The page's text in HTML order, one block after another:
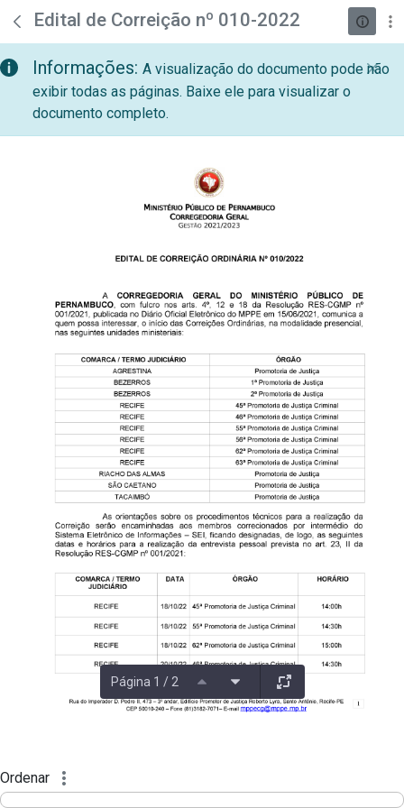
Pular para o Conteúdo principal
teste descricao
Edital de Correição nº 010-2022
Informações: A visualização do documento pode não
exibir todas as páginas. Baixe ele para visualizar o
documento completo.
Página 1 / 2
Ordenar